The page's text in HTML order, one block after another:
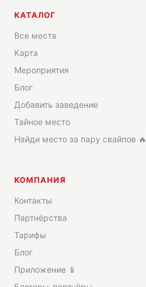
КАТАЛОГ
Все места
Карта
Мероприятия
Блог
Добавить заведение
Тайное место
Найди место за пару свайпов 🔥
КОМПАНИЯ
Контакты
Партнёрства
Тарифы
Блог
Приложение 📱